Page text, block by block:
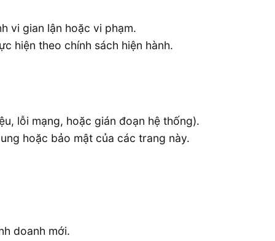
vi gian lận hoặc vi phạm.
hiện theo chính sách hiện hành.
lỗi mạng, hoặc gián đoạn hệ thống).
hoặc bảo mật của các trang này.
doanh mới.